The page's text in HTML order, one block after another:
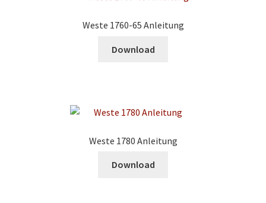
Weste 1760-65 Anleitung
Download
Weste 1780 Anleitung
Download